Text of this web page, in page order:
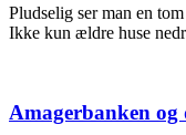
Pludselig ser man en
Ikke kun ældre huse
Amagerbanken og